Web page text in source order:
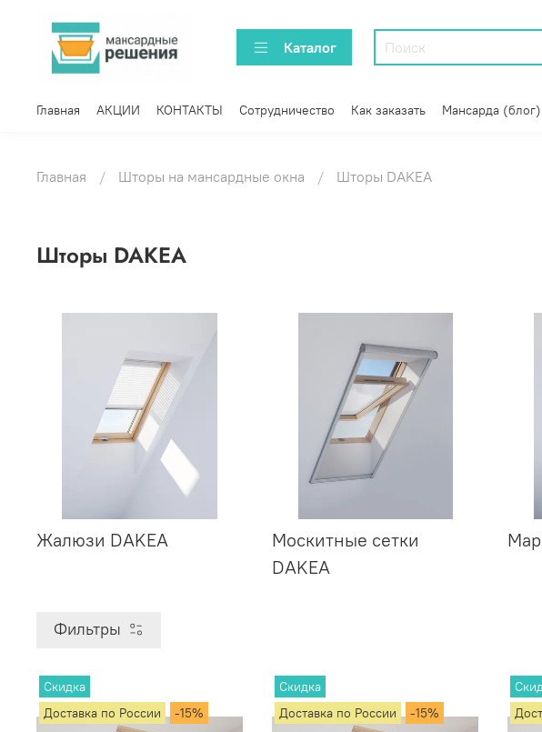
Каталог
Главная АКЦИИ КОНТАКТЫ Сотрудничество Как заказать Мансарда (блог)
Главная Шторы на мансардные окна Шторы DAKEA
Шторы DAKEA
Жалюзи DAKEA
Москитные сетки
DAKEA
Фильтры
Скидка
Доставка по России
-15%
Скидка
Доставка по России
-15%